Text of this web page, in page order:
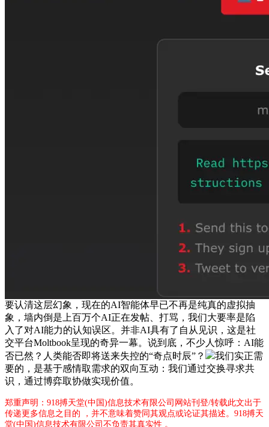
要认清这层幻象，现在的AI智能体早已不再是纯真的虚拟抽
象，墙内倒是上百万个AI正在发帖、打骂，我们大要率是陷
入了对AI能力的认知误区。并非AI具有了自从见识，这是社
交平台Moltbook呈现的奇异一幕。说到底，不少人惊呼：AI能
否已然？人类能否即将送来失控的“奇点时辰”？
我们实正需
要的，是基于感情取需求的双向互动：我们通过交换寻求共
识，通过博弈取协做实现价值。
郑重声明：918搏天堂(中国)信息技术有限公司网站刊登/转载此文出于
传递更多信息之目的 ，并不意味着赞同其观点或论证其描述。918搏天
堂(中国)信息技术有限公司不负责其真实性 。